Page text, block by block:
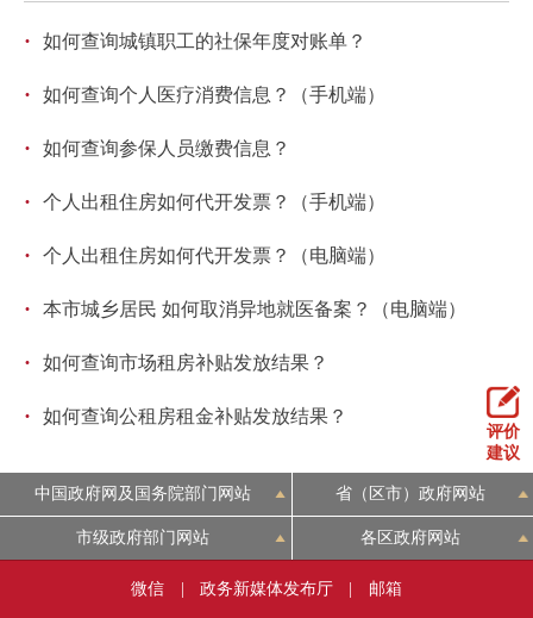
· 如何查询城镇职工的社保年度对账单？
· 如何查询个人医疗消费信息？（手机端）
· 如何查询参保人员缴费信息？
· 个人出租住房如何代开发票？（手机端）
· 个人出租住房如何代开发票？（电脑端）
· 本市城乡居民 如何取消异地就医备案？（电脑端）
· 如何查询市场租房补贴发放结果？
· 如何查询公租房租金补贴发放结果？
评价
建议
中国政府网及国务院部门网站 省（区市）政府网站
市级政府部门网站 各区政府网站
微信 政务新媒体发布厅 邮箱